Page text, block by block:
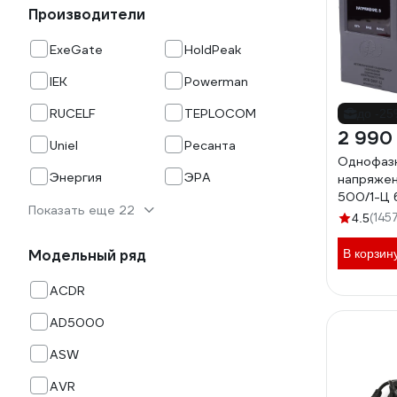
Производители
ExeGate
HoldPeak
IEK
Powerman
RUCELF
TEPLOCOM
Uniel
Ресанта
Энергия
ЭРА
Показать еще 22
Модельный ряд
ACDR
AD5000
ASW
AVR
2 990
500/1-Ц
4.5
В